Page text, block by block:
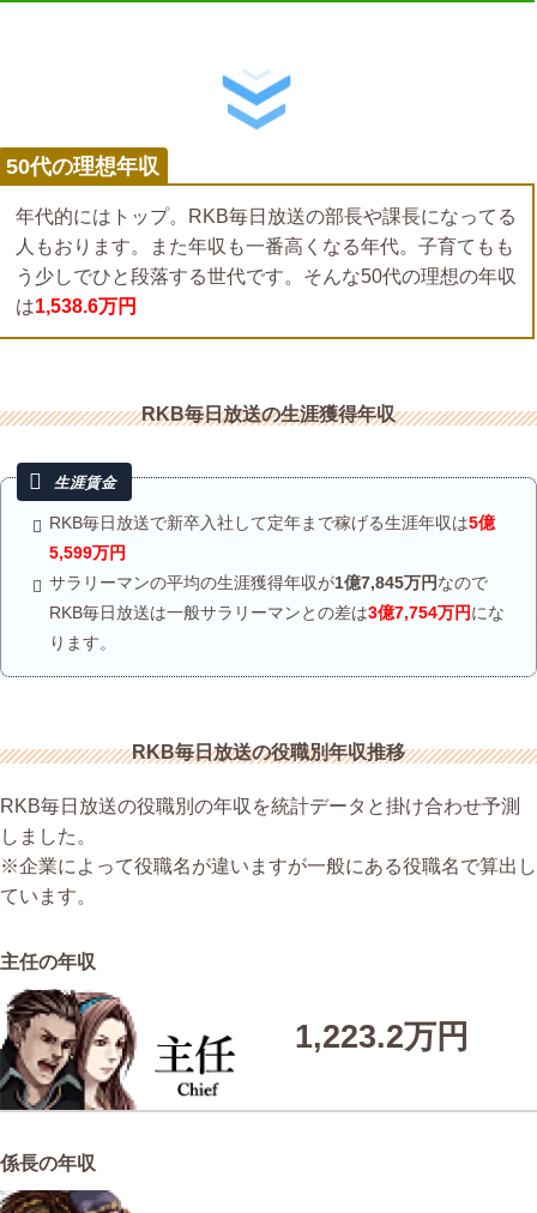
50代の理想年収
年代的にはトップ。RKB毎日放送の部長や課長になってる
人もおります。また年収も一番高くなる年代。子育てもも
う少しでひと段落する世代です。そんな50代の理想の年収
は1,538.6万円
RKB毎日放送の生涯獲得年収
RKB毎日放送で新卒入社して定年まで稼げる生涯年収は5億
5,599万円
サラリーマンの平均の生涯獲得年収が1億7,845万円なので
RKB毎日放送は一般サラリーマンとの差は3億7,754万円にな
ります。
RKB毎日放送の役職別年収推移
RKB毎日放送の役職別の年収を統計データと掛け合わせ予測
しました。
※企業によって役職名が違いますが一般にある役職名で算出し
ています。
主任の年収
1,223.2万円
係長の年収